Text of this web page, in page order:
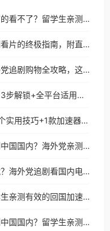
在国外看优酷上的电影为什么有的看不了？留学生亲测有效的回国加速方案
优酷区域限制破解：海外党追剧看片的终极指南，附直播欧冠+1905电影网解决方案
优酷国外看不了怎么解决？海外党追剧购物全攻略，这招亲测有效！
在老挝用优酷地区限制怎么办？3步解锁+全平台适用的回国加速器指南
海外党有优酷会员却看不了？3个实用技巧+1款加速器解决追剧&金融APP难题
在日本用优酷怎么把定位修改到中国国内？海外党亲测有效的回国加速指南
还在被优酷提示非中国地区困扰？海外党追剧看国内电影的正确打开方式
海外看优酷的软件怎么选？留学生亲测有效的回国加速方案
在英国用优酷怎么把定位修改到中国国内？留学生亲测有效的回国加速方案